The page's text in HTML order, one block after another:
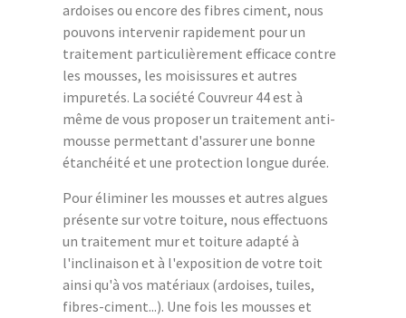
ardoises ou encore des fibres ciment, nous
pouvons intervenir rapidement pour un
traitement particulièrement efficace contre
les mousses, les moisissures et autres
impuretés. La société Couvreur 44 est à
même de vous proposer un traitement anti-
mousse permettant d'assurer une bonne
étanchéité et une protection longue durée.
Pour éliminer les mousses et autres algues
présente sur votre toiture, nous effectuons
un traitement mur et toiture adapté à
l'inclinaison et à l'exposition de votre toit
ainsi qu'à vos matériaux (ardoises, tuiles,
fibres-ciment...). Une fois les mousses et